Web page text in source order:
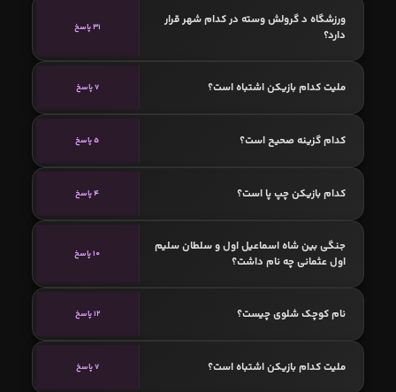
ورزشگاه د گرولش وسته در کدام شهر قرار
دارد؟
31 پاسخ
ملیت کدام بازیکن اشتباه است؟ 7 پاسخ
کدام گزینه صحیح است؟ 5 پاسخ
کدام بازیکن چپ پا است؟ 4 پاسخ
جنگی بین شاه اسماعیل اول و سلطان سلیم
اول عثمانی چه نام داشت؟
10 پاسخ
نام کوچک شلوی چیست؟ 12 پاسخ
ملیت کدام بازیکن اشتباه است؟ 7 پاسخ